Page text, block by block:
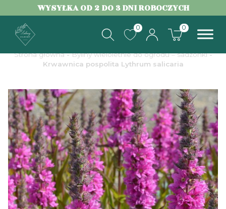
WYSYŁKA OD 2 DO 3 DNI ROBOCZYCH
0 0
Strona główna-Byliny wieloletnie do ogrodu – sadzonki-
Krwawnica pospolita Lythrum salicaria